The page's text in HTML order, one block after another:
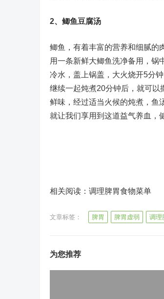
2、鲫鱼豆腐汤
鲫鱼，有着丰富的营养和细腻的
用一条新鲜大鲫鱼洗净备用，锅
冷水，盖上锅盖，大火烧开5分
继续一起炖煮20分钟后，就可以
鲜味，经过适当火候的炖煮，鱼
就让我们享用到这道益气养血，
相关阅读：调理脾胃食物菜单
文章标签： 脾胃 脾胃虚弱 调理
为您推荐